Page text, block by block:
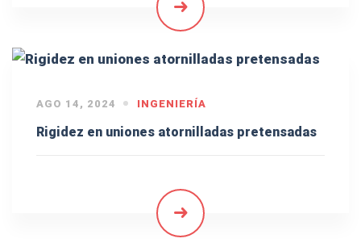
AGO 14, 2024 INGENIERÍA
Rigidez en uniones atornilladas pretensadas